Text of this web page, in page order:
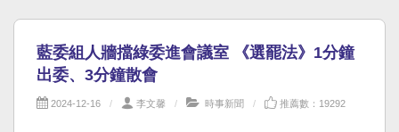
藍委組人牆擋綠委進會議室 《選罷法》1分鐘
出委、3分鐘散會
2024-12-16 李文馨 時事新聞 推薦數：19292